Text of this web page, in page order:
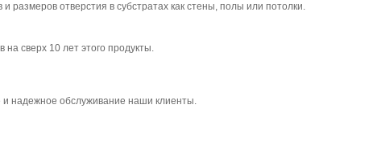
отверстия в субстратах как стены, полы или потолки.
сверх 10 лет этого продукты.
и надежное обслуживание наши клиенты.